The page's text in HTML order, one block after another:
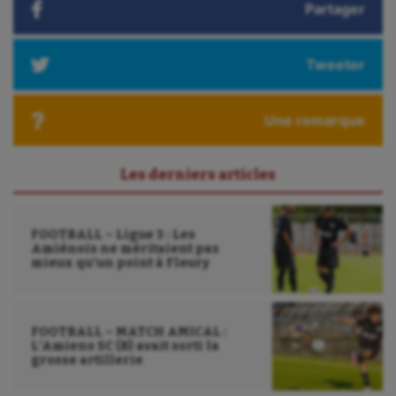
Longue paume
Natation artistique
Omnisports
Paddle
Pétanque
Partager
Tweeter
Une remarque
Les derniers articles
FOOTBALL – Ligue 3 : Les
Amiénois ne méritaient pas
mieux qu’un point à Fleury
FOOTBALL – MATCH AMICAL :
L’Amiens SC (B) avait sorti la
grosse artillerie